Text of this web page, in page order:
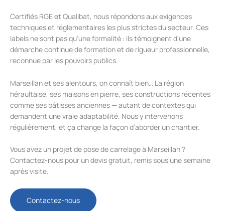
Certifiés RGE et Qualibat, nous répondons aux exigences
techniques et réglementaires les plus strictes du secteur. Ces
labels ne sont pas qu’une formalité : ils témoignent d’une
démarche continue de formation et de rigueur professionnelle,
reconnue par les pouvoirs publics.
Marseillan et ses alentours, on connaît bien… La région
héraultaise, ses maisons en pierre, ses constructions récentes
comme ses bâtisses anciennes — autant de contextes qui
demandent une vraie adaptabilité. Nous y intervenons
régulièrement, et ça change la façon d’aborder un chantier.
Vous avez un projet de pose de carrelage à Marseillan ?
Contactez-nous pour un devis gratuit, remis sous une semaine
après visite.
Contactez-nous